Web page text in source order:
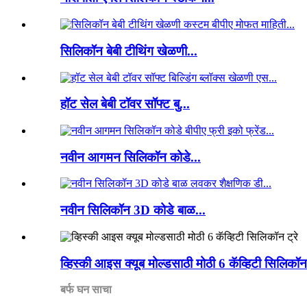
सिलिकॉन बेबी टीथिंग खेळणी...
हॉट सेल बेबी टॉवर सॉफ्ट बु...
नवीन आगमन सिलिकॉन कोडे...
नवीन सिलिकॉन 3D कोडे बाळ...
व्हिस्की आइस क्यूब मोल्डसाठी मोठी 6 कॅव्हिटी
बर्फ घन साचा